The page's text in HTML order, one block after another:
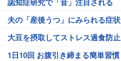
夫の「産後うつ」にみられる症状
大豆を摂取してストレス過食防止
1日10回 お腹引き締まる簡単習慣